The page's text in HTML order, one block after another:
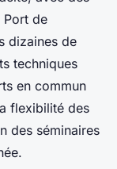
Port de
dizaines de
techniques
en commun
flexibilité des
des séminaires